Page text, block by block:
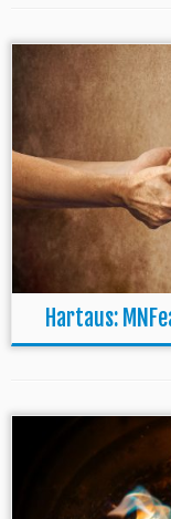
Hartaus: